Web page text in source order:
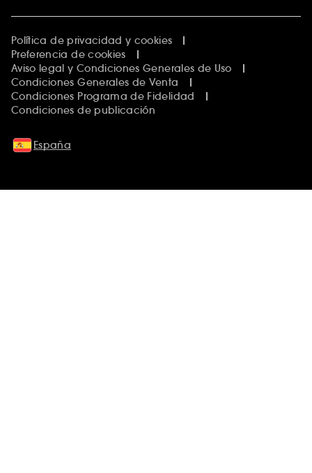
Política de privacidad y cookies
Preferencia de cookies
Aviso legal y Condiciones Generales de Uso
Condiciones Generales de Venta
Condiciones Programa de Fidelidad
Condiciones de publicación
España